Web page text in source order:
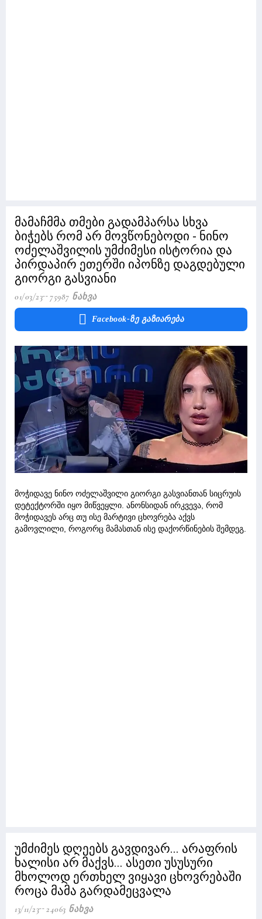
მამაჩმმა თმები გადამპარსა სხვა
ბიჭებს რომ არ მოვწონებოდი - ნინო
ოძელაშვილის უმძიმესი ისტორია და
პირდაპირ ეთერში იპონზე დაგდებული
გიორგი გასვიანი
01/03/23 75987 Ნახვა
Facebook-Ზე Გაზიარება
მოჭიდავე ნინო ოძელაშვილი გიორგი გასვიანთან სიცრუის
დეტექტორში იყო მიწვეყლი. ანონსიდან ირკვევა, რომ
მოჭიდავეს არც თუ ისე მარტივი ცხოვრება აქვს
გამოვლილი, როგორც მამასთან ისე დაქორწინების შემდეგ.
უმძიმეს დღეებს გავდივარ... არაფრის
ხალისი არ მაქვს... ასეთი უსუსური
მხოლოდ ერთხელ ვიყავი ცხოვრებაში
როცა მამა გარდამეცვალა
13/11/23 24063 Ნახვა